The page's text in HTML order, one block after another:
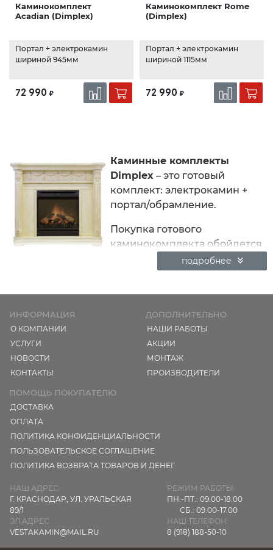
Каминокомплект
Acadian (Dimplex)
Портал + электрокамин
шириной 945мм
72 990 ₽
Каминокомплект Rome
(Dimplex)
Портал + электрокамин
шириной 1115мм
72 990 ₽
Каминные комплекты
Dimplex – это готовый
комплект: электрокамин +
портал/обрамление.
Покупка готового
каминокомплекта обойдется
вам гораздо дешевле,
нежели электрокамин и портал отдельно.
Данный раздел содержит в себе все самые
популярные и интересные модели компании
Dimplex.
подробнее
ИНФОРМАЦИЯ
О КОМПАНИИ
УСЛУГИ
НОВОСТИ
КОНТАКТЫ
ДОПОЛНИТЕЛЬНО
НАШИ РАБОТЫ
АКЦИИ
МОНТАЖ
ПРОИЗВОДИТЕЛИ
ПОМОЩЬ ПОКУПАТЕЛЮ
ДОСТАВКА
ОПЛАТА
ПОЛИТИКА КОНФИДЕНЦИАЛЬНОСТИ
ПОЛЬЗОВАТЕЛЬСКОЕ СОГЛАШЕНИЕ
ПОЛИТИКА ВОЗВРАТА ТОВАРОВ И ДЕНЕГ
НАШ АДРЕС:
Г. КРАСНОДАР, УЛ. УРАЛЬСКАЯ
89/1
ЭЛ.АДРЕС:
VESTAKAMIN@MAIL.RU
РЕЖИМ РАБОТЫ:
ПН.-ПТ.: 09.00-18.00
СБ.: 09.00-17.00
НАШ ТЕЛЕФОН:
8 (918) 188-50-10